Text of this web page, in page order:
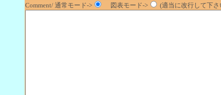
Comment/ 通常モード->
図表モード-> (適当に改行して下